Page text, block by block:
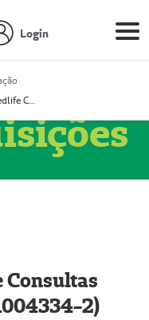
Login
Prestador Medlife Consultas e Diagnósticos (51004334-2)
2)